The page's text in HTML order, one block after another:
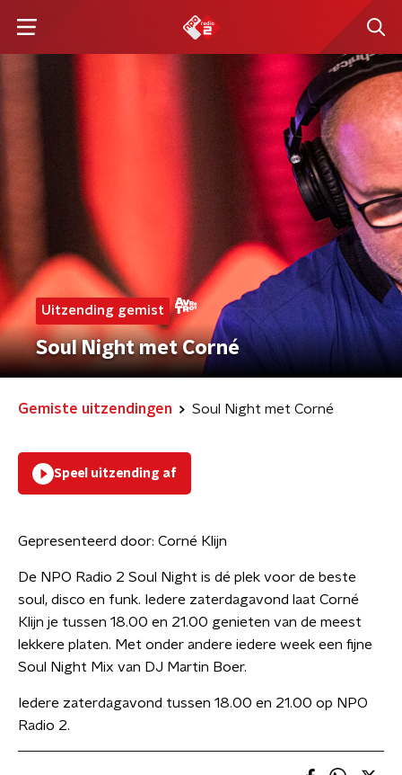
Uitzending gemist
Soul Night met Corné
Gemiste uitzendingen Soul Night met Corné
Speel uitzending af
Gepresenteerd door: Corné Klijn
De NPO Radio 2 Soul Night is dé plek voor de beste
soul, disco en funk. Iedere zaterdagavond laat Corné
Klijn je tussen 18.00 en 21.00 genieten van de meest
lekkere platen. Met onder andere iedere week een fijne
Soul Night Mix van DJ Martin Boer.
Iedere zaterdagavond tussen 18.00 en 21.00 op NPO
Radio 2.